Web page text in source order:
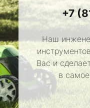
+7
Наш
Вас и
в